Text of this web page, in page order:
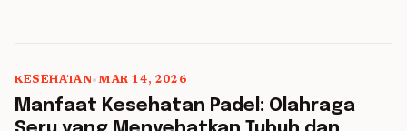
KESEHATAN•MAR 14, 2026
Manfaat Kesehatan Padel: Olahraga